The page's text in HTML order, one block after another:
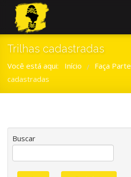
Trilhas cadastradas
Você está aqui: Início / Faça Parte
cadastradas
Buscar